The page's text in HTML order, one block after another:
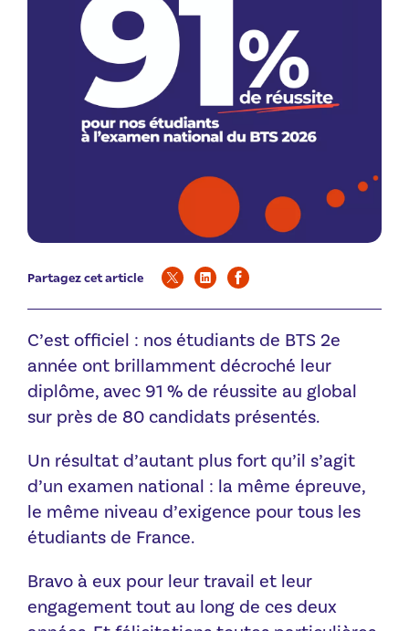
Partagez cet article
C’est officiel : nos étudiants de BTS 2e
année ont brillamment décroché leur
diplôme, avec 91 % de réussite au global
sur près de 80 candidats présentés.
Un résultat d’autant plus fort qu’il s’agit
d’un examen national : la même épreuve,
le même niveau d’exigence pour tous les
étudiants de France.
Bravo à eux pour leur travail et leur
engagement tout au long de ces deux